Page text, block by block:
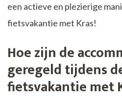
een actieve en plezierige
fietsvakantie met Kras!
Hoe zijn de
geregeld tijdens
fietsvakantie met